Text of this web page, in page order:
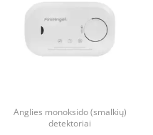
Anglies monoksido (smalkių)
detektoriai